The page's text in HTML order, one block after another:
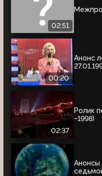
02:51
00:20
Анонс
02:37
Ролик
~1998)
Анонсы